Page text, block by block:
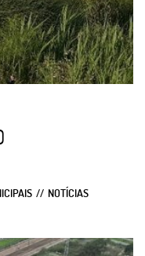
NOTÍCIAS